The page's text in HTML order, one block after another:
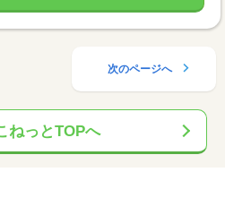
次のページへ
ねっとTOPへ